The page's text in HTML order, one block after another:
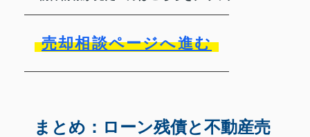
売却相談ページへ進む
まとめ：ローン残債と不動産売